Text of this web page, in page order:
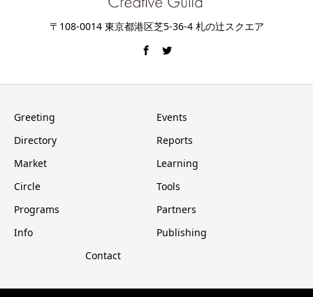
〒108-0014 東京都港区芝5-36-4 札の辻スクエア
Greeting
Events
Directory
Reports
Market
Learning
Circle
Tools
Programs
Partners
Info
Publishing
Contact